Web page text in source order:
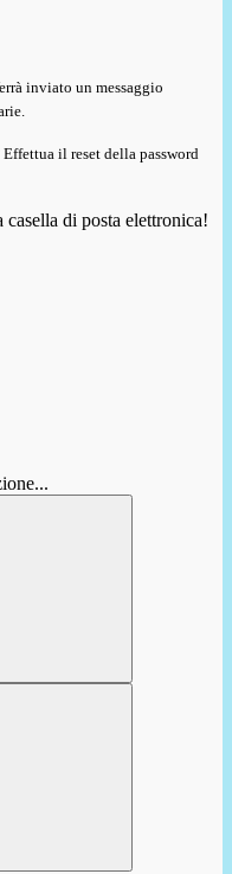
inviato un messaggio
il reset della password
di posta elettronica!